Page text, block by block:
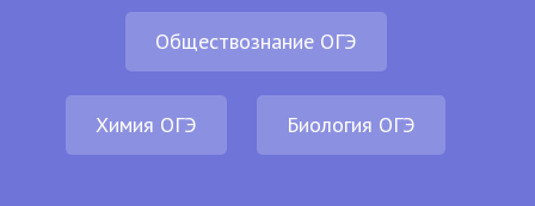
Обществознание ОГЭ
Химия ОГЭ Биология ОГЭ